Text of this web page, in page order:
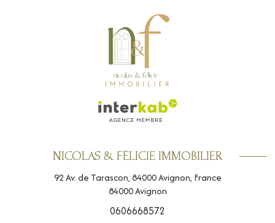
NICOLAS & FÉLICIE IMMOBILIER
92 Av. de Tarascon, 84000 Avignon, France
84000Avignon
0606668572